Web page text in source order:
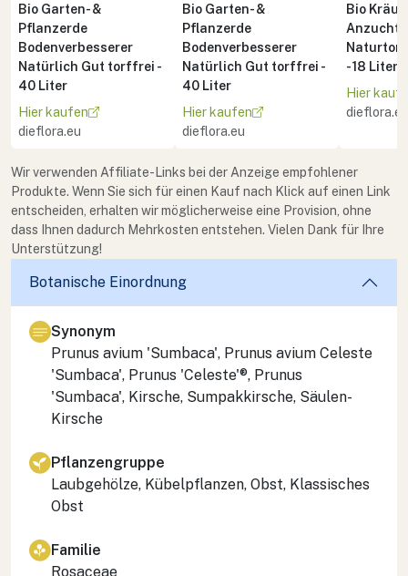
Bio Garten- &
Pflanzerde
Bodenverbesserer
Natürlich Gut torffrei -
40 Liter
Hier kaufen
dieflora.eu
Bio Garten- &
Pflanzerde
Bodenverbesserer
Natürlich Gut torffrei -
40 Liter
Hier kaufen
dieflora.eu
Bio
Naturton
- 18 Liter
Hier
dieflora.eu
Wir verwenden Affiliate-Links bei der Anzeige empfohlener
Produkte. Wenn Sie sich für einen Kauf nach Klick auf einen Link
entscheiden, erhalten wir möglicherweise eine Provision, ohne
dass Ihnen dadurch Mehrkosten entstehen. Vielen Dank für Ihre
Unterstützung!
Botanische Einordnung
Synonym
Prunus avium 'Sumbaca', Prunus avium Celeste
'Sumbaca', Prunus 'Celeste'®, Prunus
'Sumbaca', Kirsche, Sumpakkirsche, Säulen-
Kirsche
Pflanzengruppe
Laubgehölze, Kübelpflanzen, Obst, Klassisches
Obst
Familie
Rosaceae